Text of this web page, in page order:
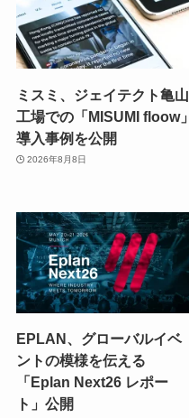
ミスミ、ジェイテクト亀山
工場での「MISUMI floow」
導入事例を公開
2026年8月8日
EPLAN、グローバルイベ
ントの模様を伝える
「Eplan Next26 レポー
ト」公開